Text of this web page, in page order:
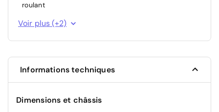
roulant
ESP
pyrotechnique
Voir plus (+2)
Informations techniques
Dimensions et châssis